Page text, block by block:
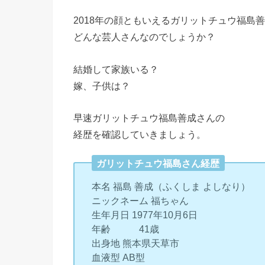
2018年の顔ともいえるガリットチュウ福島
どんな芸人さんなのでしょうか？
結婚して家族いる？
嫁、子供は？
早速ガリットチュウ福島善成さんの
経歴を確認していきましょう。
ガリットチュウ福島さん経歴
本名 福島 善成（ふくしま よしなり）
ニックネーム 福ちゃん
生年月日 1977年10月6日
年齢 41歳
出身地 熊本県天草市
血液型 AB型